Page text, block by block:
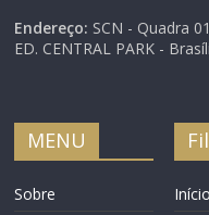
Endereço: SCN - Quadra
ED. CENTRAL PARK -
MENU
Sobre Início